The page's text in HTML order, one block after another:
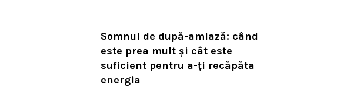
Somnul de după-amiază: când
este prea mult și cât este
suficient pentru a-ți recăpăta
energia